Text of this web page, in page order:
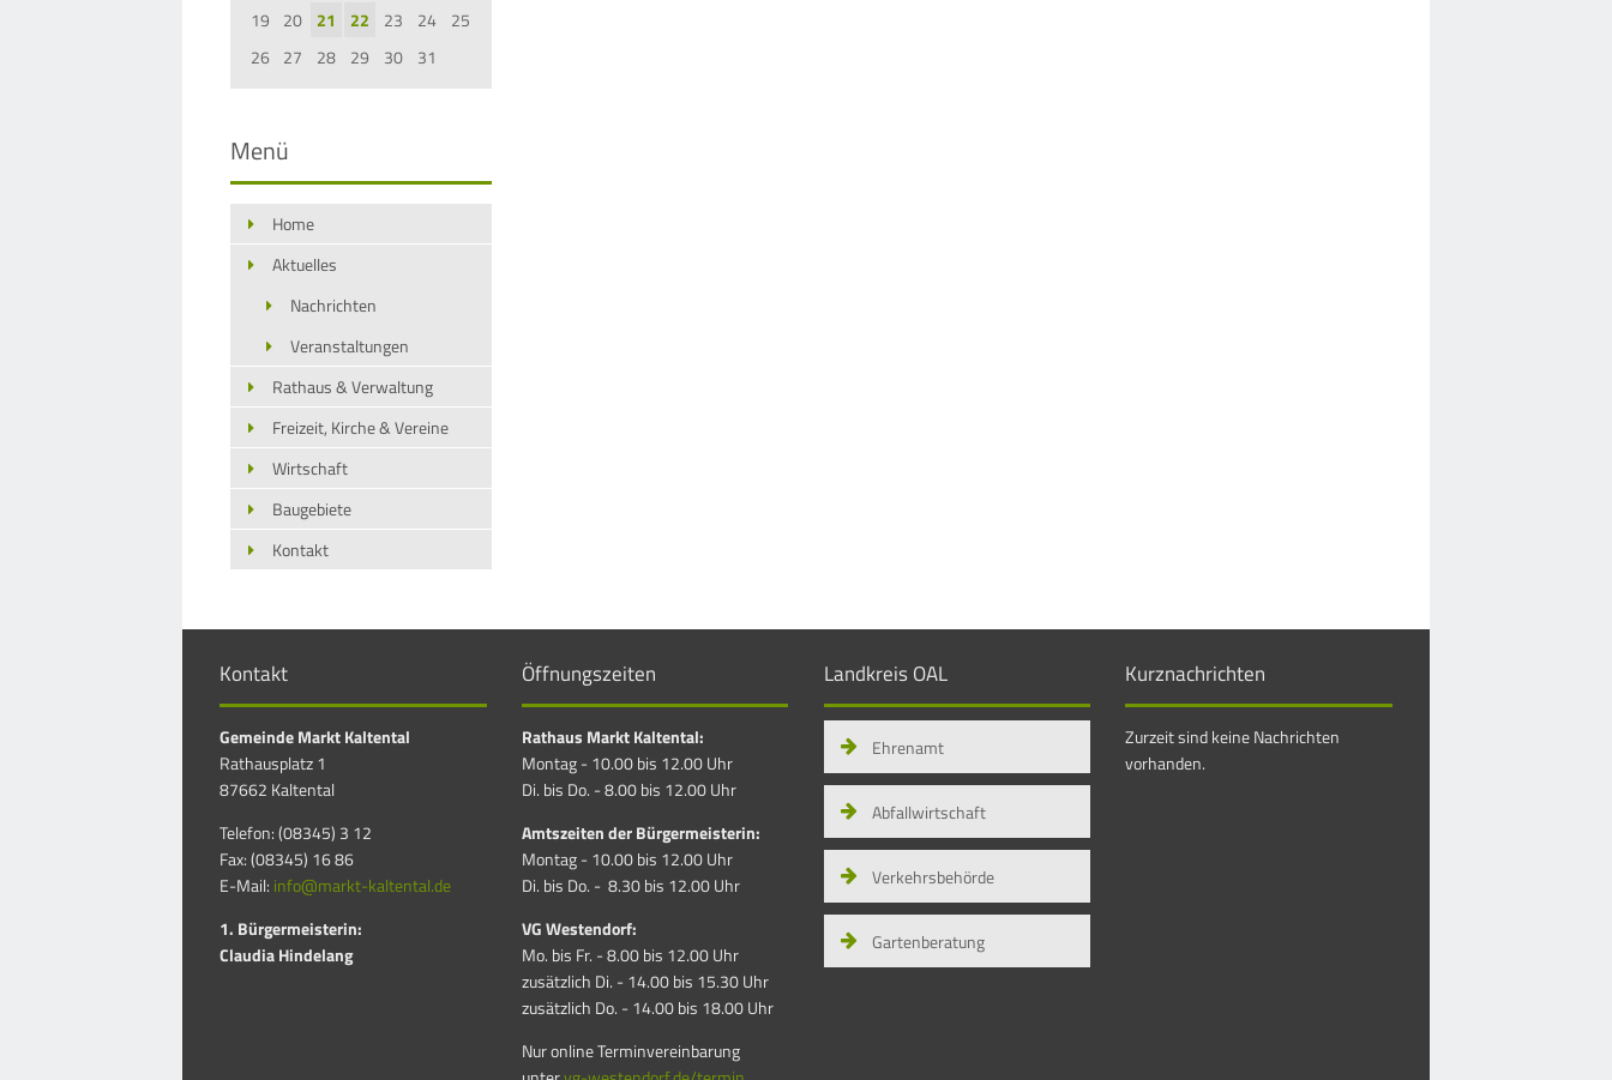
19
20 21 22 23 24
25
26
27 28 29 30 31
Menü
Home
Aktuelles
Nachrichten
Veranstaltungen
Rathaus & Verwaltung
Freizeit, Kirche & Vereine
Wirtschaft
Baugebiete
Kontakt
Kontakt
Gemeinde Markt Kaltental
Rathausplatz 1
87662 Kaltental
Telefon: (08345) 3 12
Fax: (08345) 16 86
E-Mail: info@markt-kaltental.de
1. Bürgermeisterin:
Claudia Hindelang
Öffnungszeiten
Rathaus Markt Kaltental:
Montag - 10.00 bis 12.00 Uhr
Di. bis Do. - 8.00 bis 12.00 Uhr
Amtszeiten der Bürgermeisterin:
Montag - 10.00 bis 12.00 Uhr
Di. bis Do. - 8.30 bis 12.00 Uhr
VG Westendorf:
Mo. bis Fr. - 8.00 bis 12.00 Uhr
zusätzlich Di. - 14.00 bis 15.30 Uhr
zusätzlich Do. - 14.00 bis 18.00 Uhr
Nur online Terminvereinbarung
Landkreis OAL
Ehrenamt
Abfallwirtschaft
Verkehrsbehörde
Gartenberatung
Kurznachrichten
Zurzeit sind keine Nachrichten
vorhanden.